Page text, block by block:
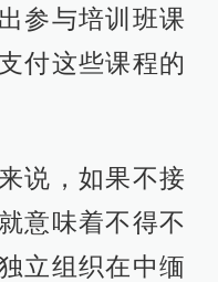
参与培训班课
付这些课程的
说，如果不接
意味着不得不
立组织在中缅